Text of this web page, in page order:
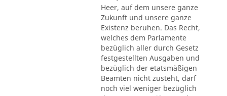
Heer, auf dem unsere ganze
Zukunft und unsere ganze
Existenz beruhen. Das Recht,
welches dem Parlamente
bezüglich aller durch Gesetz
festgestellten Ausgaben und
bezüglich der etatsmäßigen
Beamten nicht zusteht, darf
noch viel weniger bezüglich